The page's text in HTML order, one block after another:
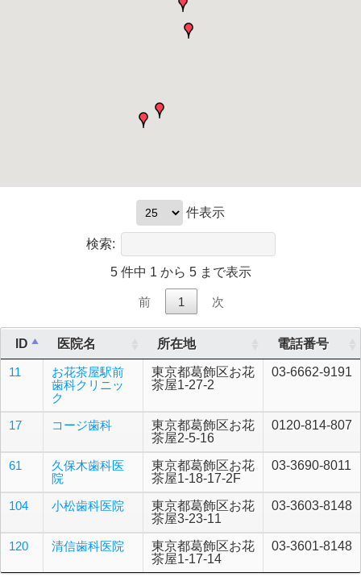
件表示
検索:
5 件中 1 から 5 まで表示
前 1 次
ID 医院名 所在地 電話番号
11
お花茶屋駅前
歯科クリニッ
ク
東京都葛飾区お花
茶屋1-27-2
03-6662-9191
17 コージ歯科
東京都葛飾区お花
茶屋2-5-16
0120-814-807
61
久保木歯科医
院
東京都葛飾区お花
茶屋1-18-17-2F
03-3690-8011
104 小松歯科医院
東京都葛飾区お花
茶屋3-23-11
03-3603-8148
120 清信歯科医院
東京都葛飾区お花
茶屋1-17-14
03-3601-8148